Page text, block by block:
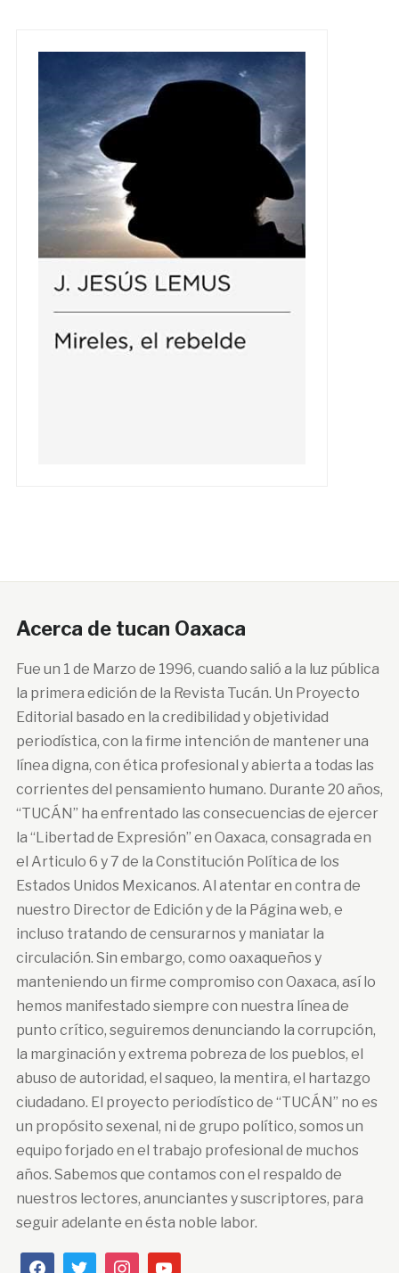
Acerca de tucan Oaxaca
Fue un 1 de Marzo de 1996, cuando salió a la luz pública
la primera edición de la Revista Tucán. Un Proyecto
Editorial basado en la credibilidad y objetividad
periodística, con la firme intención de mantener una
línea digna, con ética profesional y abierta a todas las
corrientes del pensamiento humano. Durante 20 años,
“TUCÁN” ha enfrentado las consecuencias de ejercer
la “Libertad de Expresión” en Oaxaca, consagrada en
el Articulo 6 y 7 de la Constitución Política de los
Estados Unidos Mexicanos. Al atentar en contra de
nuestro Director de Edición y de la Página web, e
incluso tratando de censurarnos y maniatar la
circulación. Sin embargo, como oaxaqueños y
manteniendo un firme compromiso con Oaxaca, así lo
hemos manifestado siempre con nuestra línea de
punto crítico, seguiremos denunciando la corrupción,
la marginación y extrema pobreza de los pueblos, el
abuso de autoridad, el saqueo, la mentira, el hartazgo
ciudadano. El proyecto periodístico de “TUCÁN” no es
un propósito sexenal, ni de grupo político, somos un
equipo forjado en el trabajo profesional de muchos
años. Sabemos que contamos con el respaldo de
nuestros lectores, anunciantes y suscriptores, para
seguir adelante en ésta noble labor.